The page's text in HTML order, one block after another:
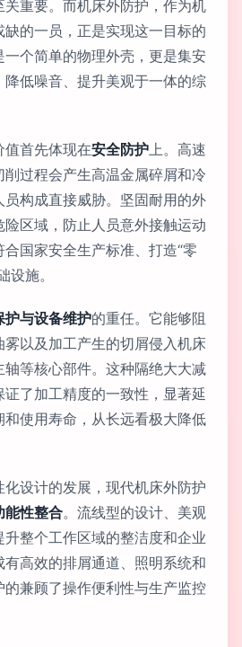
关重要。而机床外防护，作为机
的一员，正是实现这一目标的
一个简单的物理外壳，更是集安
低噪音、提升美观于一体的综
值首先体现在安全防护上。高速
过程会产生高温金属碎屑和冷
构成直接威胁。坚固耐用的外
区域，防止人员意外接触运动
国家安全生产标准、打造“零
设施。
护与设备维护的重任。它能够阻
以及加工产生的切屑侵入机床
等核心部件。这种隔绝大大减
了加工精度的一致性，显著延
使用寿命，从长远看极大降低
设计的发展，现代机床外防护
能性整合。流线型的设计、美观
整个工作区域的整洁度和企业
高效的排屑通道、照明系统和
兼顾了操作便利性与生产监控